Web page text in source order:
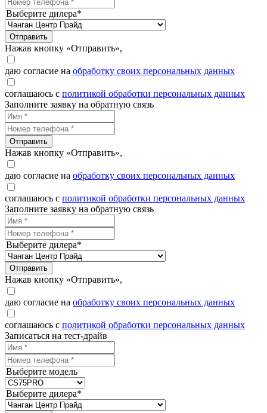
Выберите дилера*
Отправить
Нажав кнопку «Отправить»,
даю согласие на обработку своих персональных данных
соглашаюсь с политикой обработки персональных данных
Заполните заявку на обратную связь
Отправить
Нажав кнопку «Отправить»,
даю согласие на обработку своих персональных данных
соглашаюсь с политикой обработки персональных данных
Заполните заявку на обратную связь
Выберите дилера*
Отправить
Нажав кнопку «Отправить»,
даю согласие на обработку своих персональных данных
соглашаюсь с политикой обработки персональных данных
Записаться на тест-драйв
Выберите модель
Выберите дилера*